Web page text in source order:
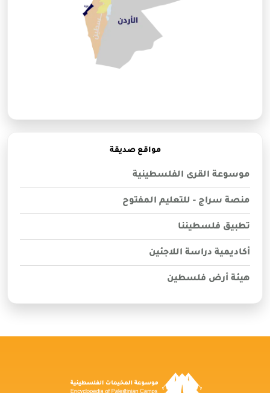
مواقع صديقة
موسوعة القرى الفلسطينية
منصة سراج - للتعليم المفتوح
تطبيق فلسطيننا
أكاديمية دراسة اللاجئين
هيئة أرض فلسطين